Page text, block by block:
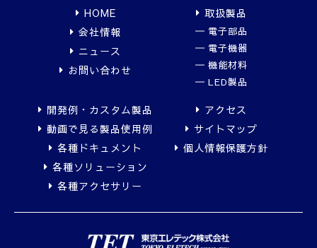
HOME
会社情報
ニュース
お問い合わせ
取扱製品
電子部品
電子機器
機能材料
LED製品
開発例・カスタム製品
動画で見る製品使用例
各種ドキュメント
各種ソリューション
各種アクセサリー
アクセス
サイトマップ
個人情報保護方針